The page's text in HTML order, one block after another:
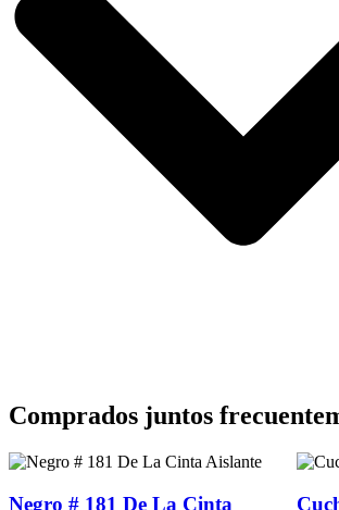
Comprados juntos
Negro # 181 De La Cinta